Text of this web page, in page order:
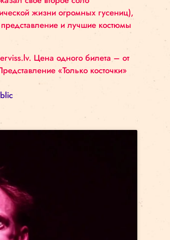
полном энтузиазма работнике офиса,
получила 6 наград на фестивале
театральную награду
всему миру – на Лондонском
в Монреале (
Circo Aereo
(о магической жизни
театральное представление и
сайте bilesuserviss.lv. Цена одного
цене. Представление «Только